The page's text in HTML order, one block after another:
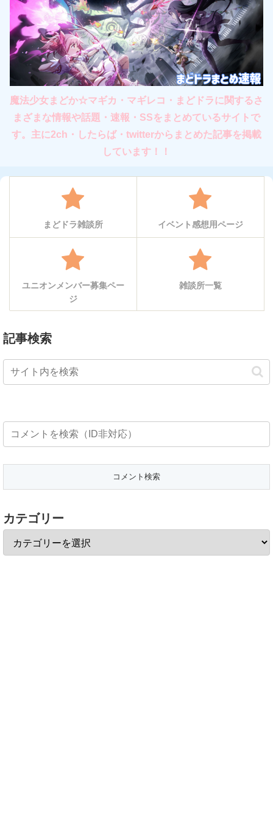
魔法少女まどか☆マギカ・マギレコ・まどドラに関するさ
まざまな情報や話題・速報・SSをまとめているサイトで
す。主に2ch・したらば・twitterからまとめた記事を掲載
しています！！
まどドラ雑談所 イベント感想用ページ
ユニオンメンバー募集ペー
ジ
雑談所一覧
記事検索
カテゴリー